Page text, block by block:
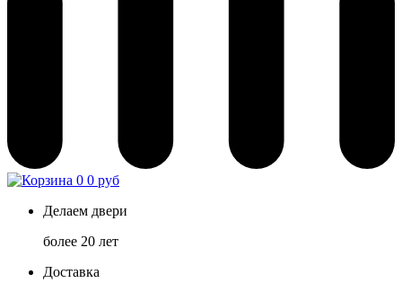
0 0 руб
Делаем двери
более 20 лет
Доставка